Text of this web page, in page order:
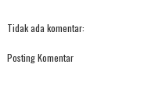
Tidak ada komentar:
Posting Komentar